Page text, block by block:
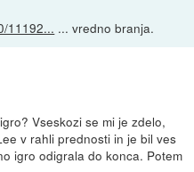
11192... ... vredno branja.
Vseskozi se mi je zdelo,
v rahli prednosti in je bil ves
igro odigrala do konca. Potem